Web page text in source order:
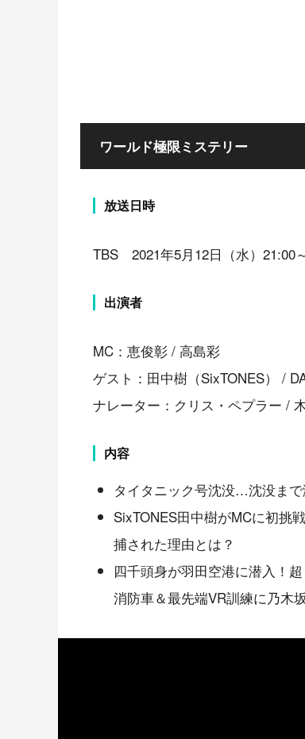
ワールド極限ミステリー
放送日時
TBS 2021年5月12日（水）21:00
出演者
MC：恵俊彰 / 高島彩
ゲスト：田中樹（SixTONES） /
ナレーター：クリス・ペプラー /
内容
タイタニック号沈没…沈没ま
SixTONES田中樹がMCに初挑
捕された理由とは？
四千頭身が羽田空港に潜入！
消防車＆最先端VR訓練に乃木